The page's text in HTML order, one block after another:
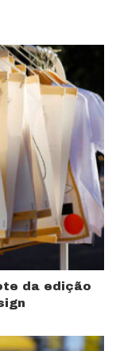
da edição